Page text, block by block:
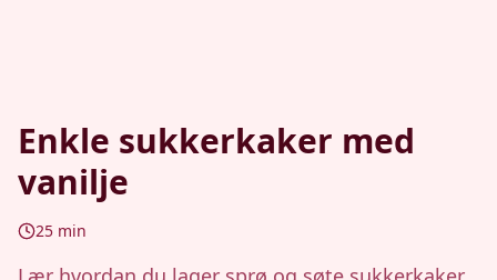
Enkle sukkerkaker med
vanilje
25 min